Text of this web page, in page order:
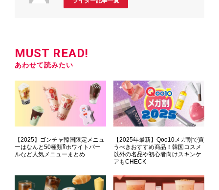
MUST READ!
あわせて読みたい
【2025】ゴンチャ韓国限定メニュ
ーはなんと50種類⁉ホワイトパー
ルなど人気メニューまとめ
【2025年最新】Qoo10メガ割で買
うべきおすすめ商品！韓国コスメ
以外の名品や初心者向けスキンケ
アもCHECK